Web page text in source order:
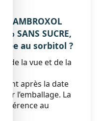
AMBROXOL
% SANS SUCRE,
au sorbitol ?
de la vue et de la
après la date
l’emballage. La
au